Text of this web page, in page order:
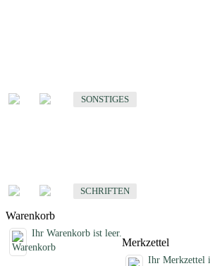
SONSTIGES
SCHRIFTEN
Warenkorb
Ihr Warenkorb ist leer.
Merkzettel
Ihr Merkzettel